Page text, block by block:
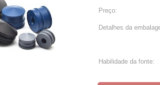
Preço:
Detalhes da
Habilidade da fonte: